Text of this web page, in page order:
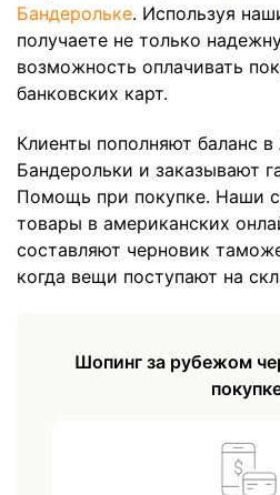
Бандерольке. Используя
получаете не только
возможность оплачивать
банковских карт.
Клиенты пополняют баланс
Бандерольки и заказывают
Помощь при покупке. Наши
товары в американских
составляют черновик
когда вещи поступают на
Шопинг за рубежом